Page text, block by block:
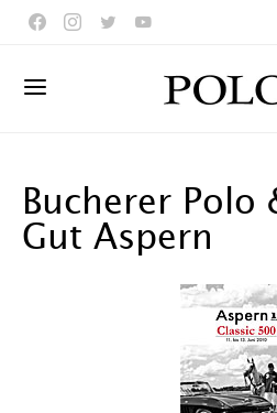
Bucherer Polo
Gut Aspern